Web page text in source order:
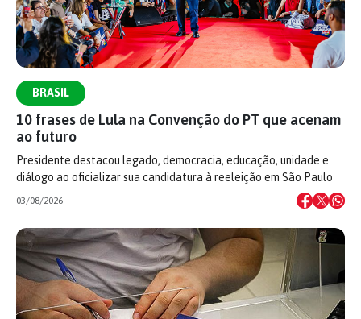
BRASIL
10 frases de Lula na Convenção do PT que acenam
ao futuro
Presidente destacou legado, democracia, educação, unidade e
diálogo ao oficializar sua candidatura à reeleição em São Paulo
03/08/2026